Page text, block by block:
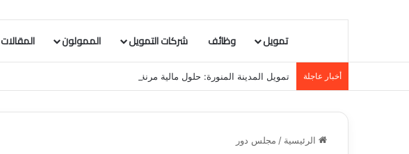
تمويل وظائف شركات التمويل الممولون المقالات
أخبار عاجلة تمويل المدينة المنورة: حلول مالية مرنة تلبي احتياجاتك بأسلوب عصري وآمن
الرئيسية / مجلس دور